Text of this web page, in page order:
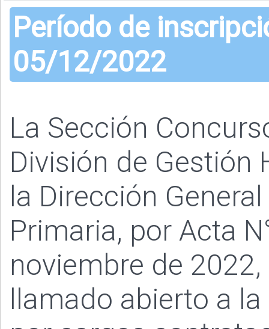
Período de
05/12/2022
La Sección
División de Gestión
la Dirección
Primaria, por Acta
noviembre de
llamado abierto a